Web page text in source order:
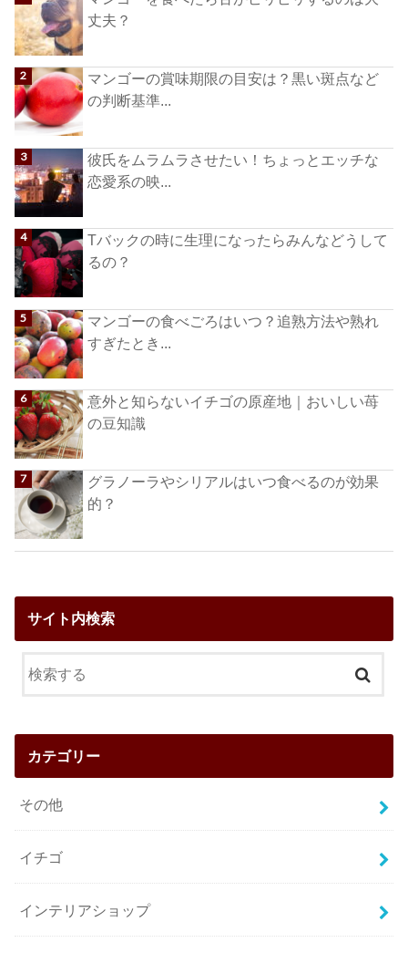
丈夫？
マンゴーの賞味期限の目安は？黒い斑点など
の判断基準...
彼氏をムラムラさせたい！ちょっとエッチな
恋愛系の映...
Tバックの時に生理になったらみんなどうして
るの？
マンゴーの食べごろはいつ？追熟方法や熟れ
すぎたとき...
意外と知らないイチゴの原産地｜おいしい苺
の豆知識
グラノーラやシリアルはいつ食べるのが効果
的？
サイト内検索
カテゴリー
その他
イチゴ
インテリアショップ